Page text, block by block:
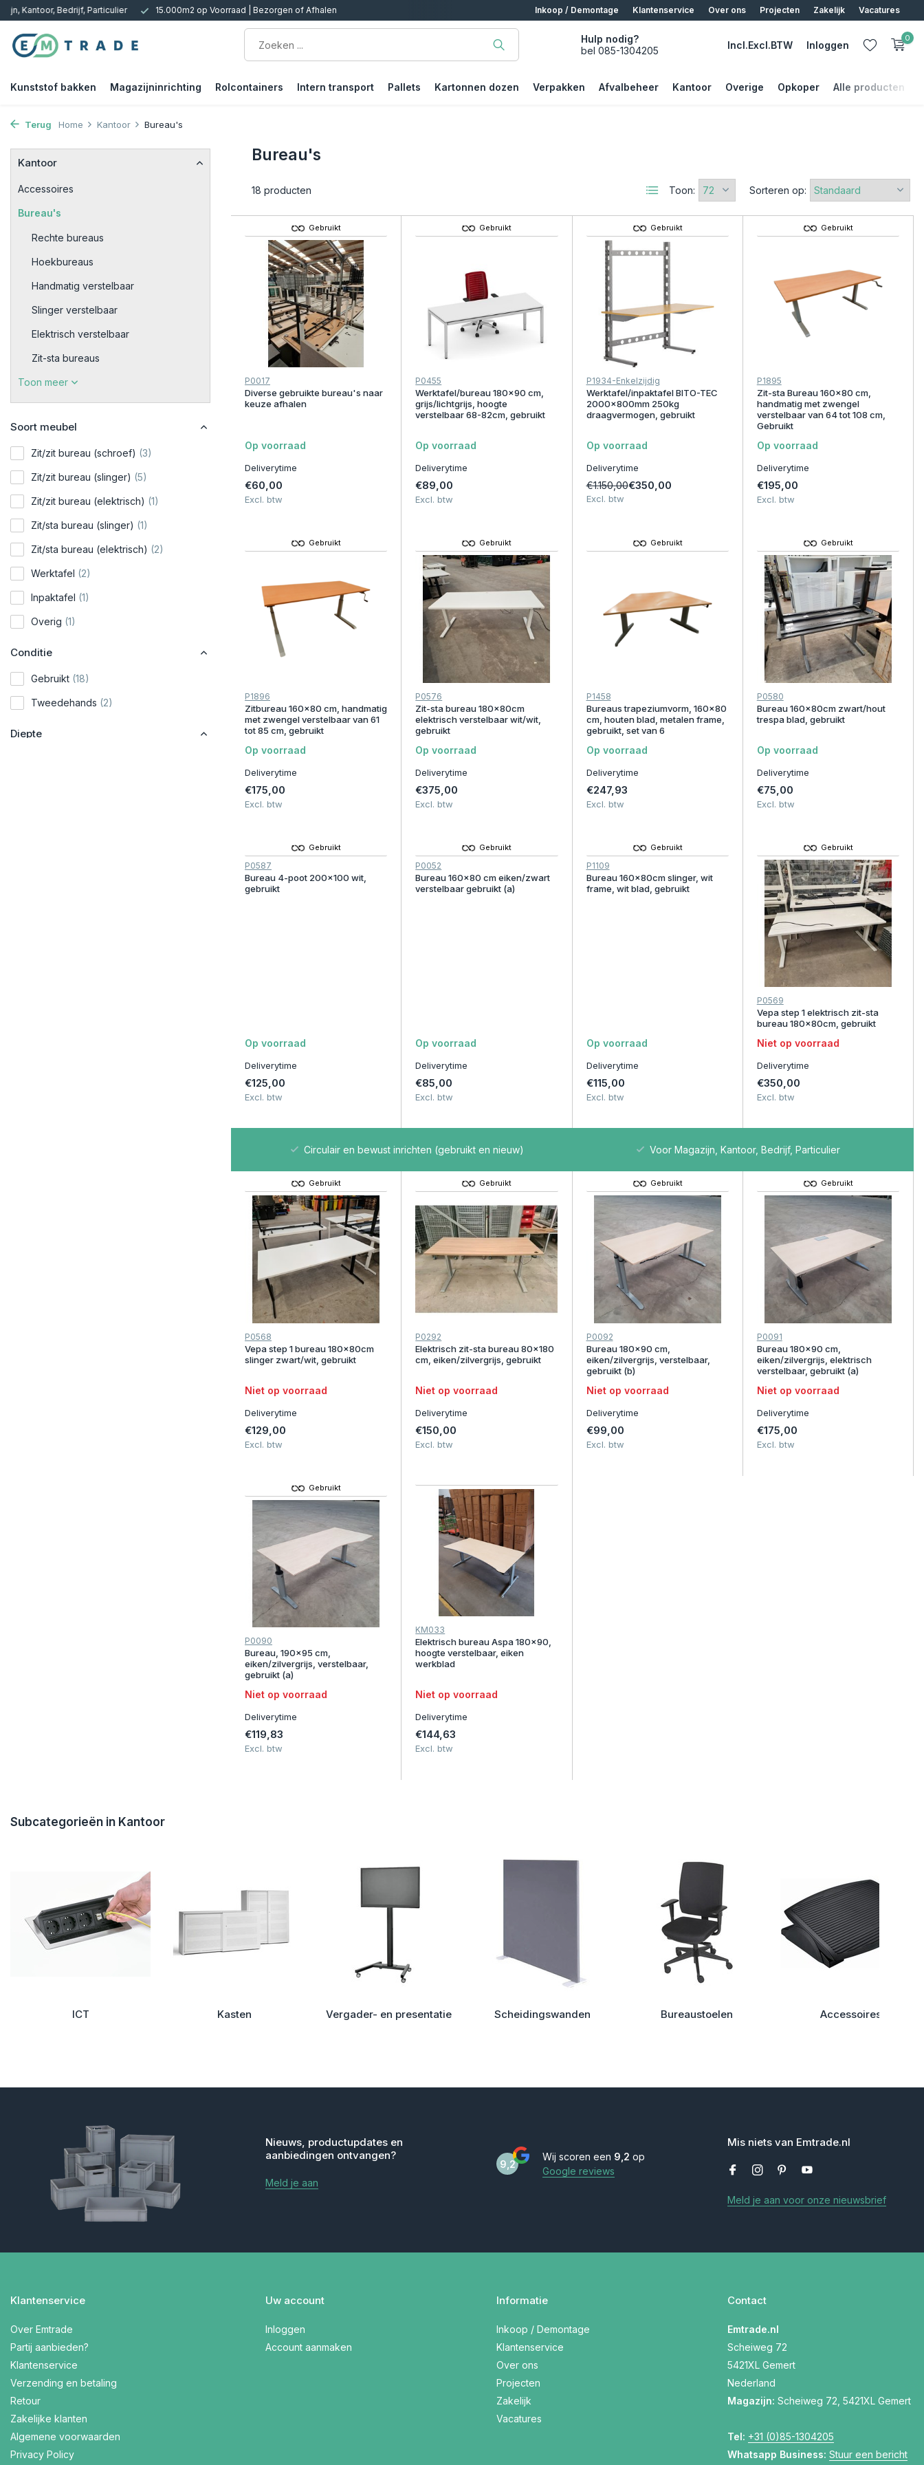
Kantoor, Bedrijf, Particulier 15.000m2 op Voorraad | Bezorgen of Afhalen Inkoop / Demontage Klantenservice Over ons Projecten Zakelijk Vacatures
Hulp nodig?
bel 085-1304205
Incl.Excl.BTW Inloggen
0
Kunststof bakken Magazijninrichting Rolcontainers Intern transport Pallets Kartonnen dozen Verpakken Afvalbeheer Kantoor Overige Opkoper Alle producten
Terug Home Kantoor Bureau's
Kantoor
Accessoires
Bureau's
Rechte bureaus
Hoekbureaus
Handmatig verstelbaar
Slinger verstelbaar
Elektrisch verstelbaar
Zit-sta bureaus
Toon meer
Soort meubel
Zit/zit bureau (schroef) (3)
Zit/zit bureau (slinger) (5)
Zit/zit bureau (elektrisch) (1)
Zit/sta bureau (slinger) (1)
Zit/sta bureau (elektrisch) (2)
Werktafel (2)
Inpaktafel (1)
Overig (1)
Conditie
Gebruikt (18)
Tweedehands (2)
Diepte
Bureau's
18 producten Toon: Sorteren op:
Gebruikt
P0017
Diverse gebruikte bureau's naar
keuze afhalen
Op voorraad
Deliverytime
€60,00
Excl. btw
Gebruikt
P0455
Werktafel/bureau 180x90 cm,
grijs/lichtgrijs, hoogte
verstelbaar 68-82cm, gebruikt
Op voorraad
Deliverytime
€89,00
Excl. btw
Gebruikt
P1934-Enkelzijdig
Werktafel/inpaktafel BITO-TEC
2000x800mm 250kg
draagvermogen, gebruikt
Op voorraad
Deliverytime
€1.150,00€350,00
Excl. btw
Gebruikt
P1895
Zit-sta Bureau 160x80 cm,
handmatig met zwengel
verstelbaar van 64 tot 108 cm,
Gebruikt
Op voorraad
Deliverytime
€195,00
Excl. btw
Gebruikt
P1896
Zitbureau 160x80 cm, handmatig
met zwengel verstelbaar van 61
tot 85 cm, gebruikt
Op voorraad
Deliverytime
€175,00
Excl. btw
Gebruikt
P0576
Zit-sta bureau 180x80cm
elektrisch verstelbaar wit/wit,
gebruikt
Op voorraad
Deliverytime
€375,00
Excl. btw
Gebruikt
P1458
Bureaus trapeziumvorm, 160x80
cm, houten blad, metalen frame,
gebruikt, set van 6
Op voorraad
Deliverytime
€247,93
Excl. btw
Gebruikt
P0580
Bureau 160x80cm zwart/hout
trespa blad, gebruikt
Op voorraad
Deliverytime
€75,00
Excl. btw
Gebruikt
P0587
Bureau 4-poot 200x100 wit,
gebruikt
Op voorraad
Deliverytime
€125,00
Excl. btw
Gebruikt
P0052
Bureau 160x80 cm eiken/zwart
verstelbaar gebruikt (a)
Op voorraad
Deliverytime
€85,00
Excl. btw
Gebruikt
P1109
Bureau 160x80cm slinger, wit
frame, wit blad, gebruikt
Op voorraad
Deliverytime
€115,00
Excl. btw
Gebruikt
P0569
Vepa step 1 elektrisch zit-sta
bureau 180x80cm, gebruikt
Niet op voorraad
Deliverytime
€350,00
Excl. btw
Circulair en bewust inrichten (gebruikt en nieuw) Voor Magazijn, Kantoor, Bedrijf, Particulier
Gebruikt
P0568
Vepa step 1 bureau 180x80cm
slinger zwart/wit, gebruikt
Niet op voorraad
Deliverytime
€129,00
Excl. btw
Gebruikt
P0292
Elektrisch zit-sta bureau 80x180
cm, eiken/zilvergrijs, gebruikt
Niet op voorraad
Deliverytime
€150,00
Excl. btw
Gebruikt
P0092
Bureau 180x90 cm,
eiken/zilvergrijs, verstelbaar,
gebruikt (b)
Niet op voorraad
Deliverytime
€99,00
Excl. btw
Gebruikt
P0091
Bureau 180x90 cm,
eiken/zilvergrijs, elektrisch
verstelbaar, gebruikt (a)
Niet op voorraad
Deliverytime
€175,00
Excl. btw
Gebruikt
P0090
Bureau, 190x95 cm,
eiken/zilvergrijs, verstelbaar,
gebruikt (a)
Niet op voorraad
Deliverytime
€119,83
Excl. btw
KM033
Elektrisch bureau Aspa 180x90,
hoogte verstelbaar, eiken
werkblad
Niet op voorraad
Deliverytime
€144,63
Excl. btw
Subcategorieën in Kantoor
ICT Kasten Vergader- en presentatie Scheidingswanden Bureaustoelen Accessoires
Nieuws, productupdates en
aanbiedingen ontvangen?
Meld je aan
9,2
Wij scoren een 9,2 op
Google reviews
Mis niets van Emtrade.nl
Meld je aan voor onze nieuwsbrief
Klantenservice
Over Emtrade
Partij aanbieden?
Klantenservice
Verzending en betaling
Retour
Zakelijke klanten
Algemene voorwaarden
Privacy Policy
Uw account
Inloggen
Account aanmaken
Informatie
Inkoop / Demontage
Klantenservice
Over ons
Projecten
Zakelijk
Vacatures
Contact
Emtrade.nl
Scheiweg 72
5421XL Gemert
Nederland
Magazijn: Scheiweg 72, 5421XL Gemert
Tel: +31 (0)85-1304205
Whatsapp Business: Stuur een bericht